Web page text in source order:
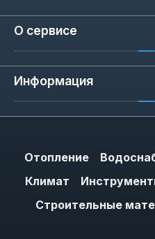
О сервисе
Информация
Отопление
Климат
Строительные